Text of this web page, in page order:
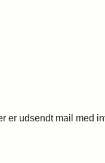
er udsendt mail med